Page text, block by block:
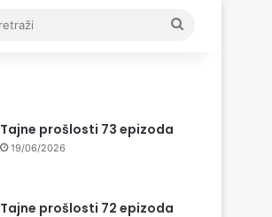
Tajne prošlosti 73 epizoda
19/06/2026
Tajne prošlosti 72 epizoda